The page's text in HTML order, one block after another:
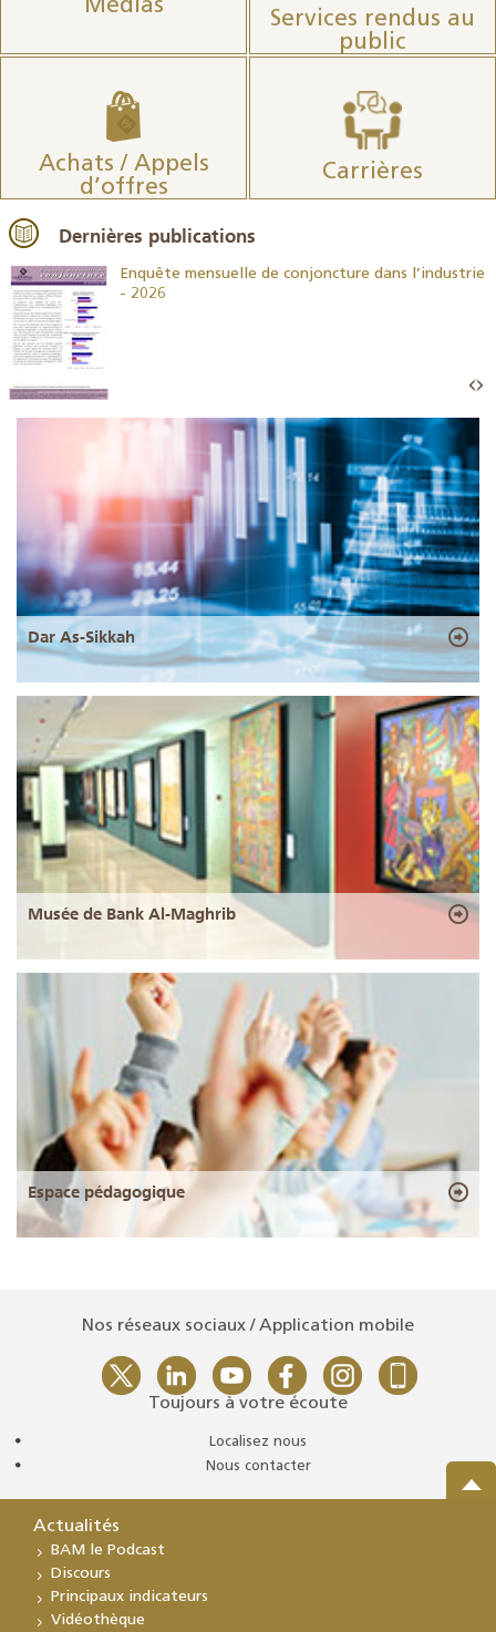
Médias
Services rendus au
public
Achats / Appels
d’offres
Carrières
Dernières publications
Enquête mensuelle de conjoncture dans l’industrie
- 2026
Dar As-Sikkah
Musée de Bank Al-Maghrib
Espace pédagogique
Nos réseaux sociaux / Application mobile
Toujours à votre écoute
Localisez nous
Nous contacter
Actualités
BAM le Podcast
Discours
Principaux indicateurs
Vidéothèque